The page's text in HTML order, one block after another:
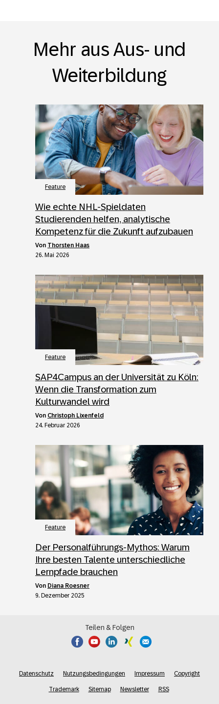
Mehr aus Aus- und
Weiterbildung
Feature
Wie echte NHL-Spieldaten
Studierenden helfen, analytische
Kompetenz für die Zukunft aufzubauen
von Thorsten Haas
26. Mai 2026
Feature
SAP4Campus an der Universität zu Köln:
Wenn die Transformation zum
Kulturwandel wird
von Christoph Lixenfeld
24. Februar 2026
Feature
Der Personalführungs-Mythos: Warum
Ihre besten Talente unterschiedliche
Lernpfade brauchen
von Diana Roesner
9. Dezember 2025
Teilen & Folgen
Datenschutz Nutzungsbedingungen Impressum Copyright
Trademark Sitemap Newsletter RSS